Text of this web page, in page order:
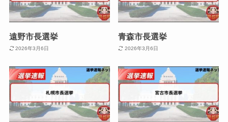
遠野市長選挙
2026年3月6日
青森市長選挙
2026年3月6日